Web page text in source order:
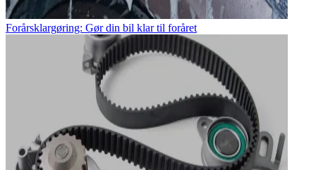
Forårsklargøring: Gør din bil klar til foråret